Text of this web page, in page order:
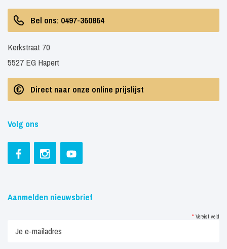
Bel ons: 0497-360864
Kerkstraat 70
5527 EG Hapert
Direct naar onze online prijslijst
Volg ons
Aanmelden nieuwsbrief
* Vereist veld